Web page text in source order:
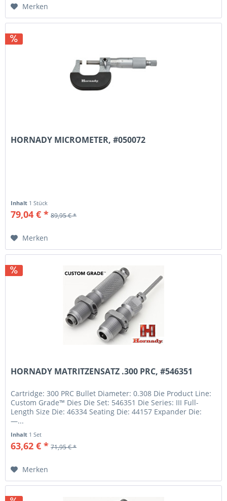
Merken
HORNADY MICROMETER, #050072
Inhalt 1 Stück
79,04 € * 89,95 € *
Merken
HORNADY MATRITZENSATZ .300 PRC, #546351
Cartridge: 300 PRC Bullet Diameter: 0.308 Die Product Line:
Custom Grade™ Dies Die Set: 546351 Die Series: III Full-
Length Size Die: 46334 Seating Die: 44157 Expander Die:
—...
Inhalt 1 Set
63,62 € * 71,95 € *
Merken